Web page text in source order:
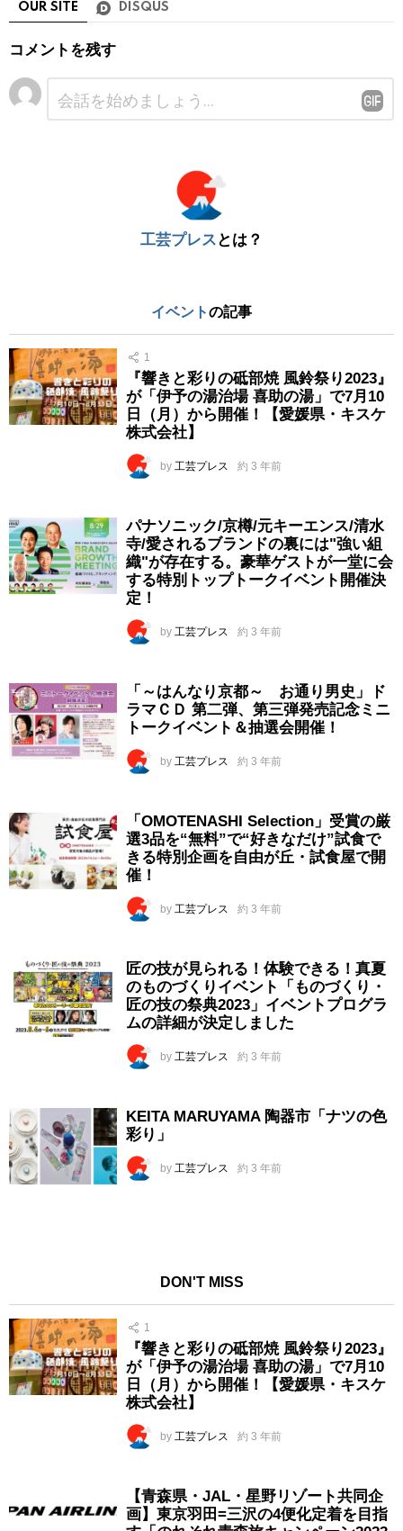
OUR SITE DISQUS
コメントを残す
工芸プレス とは？
イベントの記事
1
『響きと彩りの砥部焼 風鈴祭り2023』
が「伊予の湯治場 喜助の湯」で7月10
日（月）から開催！【愛媛県・キスケ
株式会社】
by 工芸プレス 約 3 年前
パナソニック/京樽/元キーエンス/清水
寺/愛されるブランドの裏には"強い組
織"が存在する。豪華ゲストが一堂に会
する特別トップトークイベント開催決
定！
by 工芸プレス 約 3 年前
「～はんなり京都～ お通り男史」ド
ラマＣＤ 第二弾、第三弾発売記念ミニ
トークイベント＆抽選会開催！
by 工芸プレス 約 3 年前
「OMOTENASHI Selection」受賞の厳
選3品を“無料”で“好きなだけ”試食で
きる特別企画を自由が丘・試食屋で開
催！
by 工芸プレス 約 3 年前
匠の技が見られる！体験できる！真夏
のものづくりイベント「ものづくり・
匠の技の祭典2023」イベントプログラ
ムの詳細が決定しました
by 工芸プレス 約 3 年前
KEITA MARUYAMA 陶器市「ナツの色
彩り」
by 工芸プレス 約 3 年前
DON'T MISS
1
『響きと彩りの砥部焼 風鈴祭り2023』
が「伊予の湯治場 喜助の湯」で7月10
日（月）から開催！【愛媛県・キスケ
株式会社】
by 工芸プレス 約 3 年前
【青森県・JAL・星野リゾート共同企
画】東京羽田=三沢の4便化定着を目指